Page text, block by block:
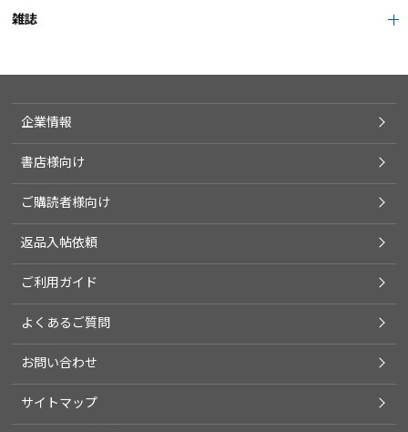
雑誌
企業情報
書店様向け
ご購読者様向け
返品入帖依頼
ご利用ガイド
よくあるご質問
お問い合わせ
サイトマップ